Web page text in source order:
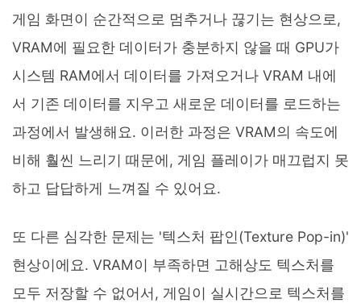
게임 화면이 순간적으로 멈추거나 끊기는 현상으로,
VRAM에 필요한 데이터가 충분하지 않을 때 GPU가
시스템 RAM에서 데이터를 가져오거나 VRAM 내에
서 기존 데이터를 지우고 새로운 데이터를 로드하는
과정에서 발생해요. 이러한 과정은 VRAM의 속도에
비해 훨씬 느리기 때문에, 게임 플레이가 매끄럽지 못
하고 답답하게 느껴질 수 있어요.
또 다른 심각한 문제는 '텍스처 팝인(Texture Pop-in)'
현상이에요. VRAM이 부족하면 고해상도 텍스처를
모두 저장할 수 없어서, 게임이 실시간으로 텍스처를